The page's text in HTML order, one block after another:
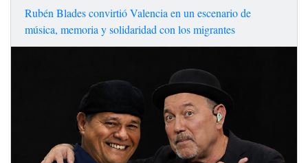
Rubén Blades convirtió Valencia en un escenario de
música, memoria y solidaridad con los migrantes